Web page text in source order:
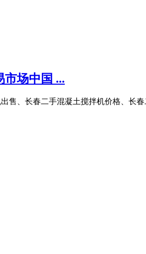
场中国 ...
售、长春二手混凝土搅拌机价格、长